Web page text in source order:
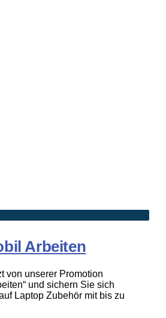
Arbeiten
von unserer Promotion
und sichern Sie sich
Laptop Zubehör mit bis zu